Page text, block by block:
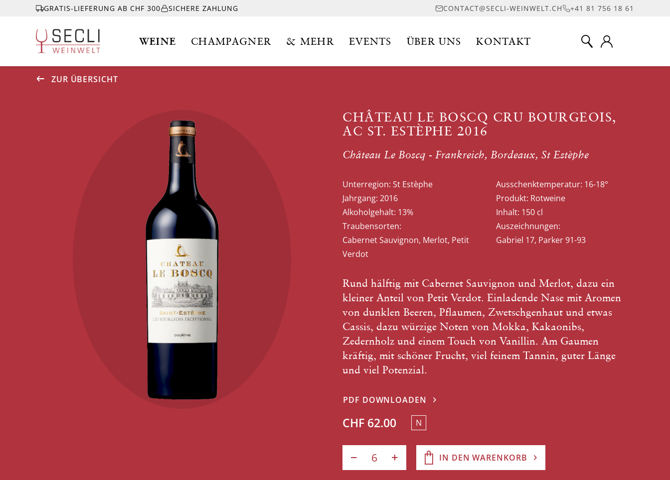
GRATIS-LIEFERUNG AB CHF 300 SICHERE ZAHLUNG CONTACT@SECLI-WEINWELT.CH +41 81 756 18 61
WEINE CHAMPAGNER & MEHR EVENTS ÜBER UNS KONTAKT
ZUR ÜBERSICHT
CHÂTEAU LE BOSCQ CRU BOURGEOIS,
AC ST. ESTÈPHE 2016
Château Le Boscq - Frankreich, Bordeaux, St Estèphe
Unterregion: St Estèphe
Jahrgang: 2016
Alkoholgehalt: 13%
Traubensorten:
Cabernet Sauvignon, Merlot, Petit
Verdot
Ausschenktemperatur: 16-18°
Produkt: Rotweine
Inhalt: 150 cl
Auszeichnungen:
Gabriel 17, Parker 91-93
Rund hälftig mit Cabernet Sauvignon und Merlot, dazu ein
kleiner Anteil von Petit Verdot. Einladende Nase mit Aromen
von dunklen Beeren, Pflaumen, Zwetschgenhaut und etwas
Cassis, dazu würzige Noten von Mokka, Kakaonibs,
Zedernholz und einem Touch von Vanillin. Am Gaumen
kräftig, mit schöner Frucht, viel feinem Tannin, guter Länge
und viel Potenzial.
PDF DOWNLOADEN
CHF 62.00 N
IN DEN WARENKORB